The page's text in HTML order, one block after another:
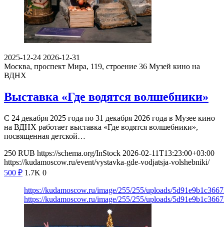
2025-12-24 2026-12-31
Москва, проспект Мира, 119, строение 36 Музей кино на
ВДНХ
Выставка «Где водятся волшебники»
С 24 декабря 2025 года по 31 декабря 2026 года в Музее кино
на ВДНХ работает выставка «Где водятся волшебники»,
посвященная детской…
250 RUB https://schema.org/InStock 2026-02-11T13:23:00+03:00
https://kudamoscow.ru/event/vystavka-gde-vodjatsja-volshebniki/
500 ₽ 1.7K 0
https://kudamoscow.ru/image/255/255/uploads/
https://kudamoscow.ru/image/255/255/uploads/